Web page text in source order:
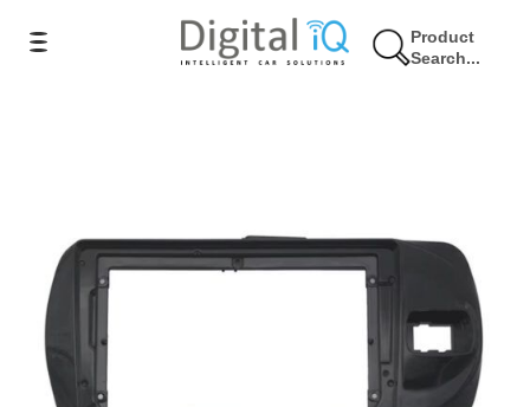
Product
Search...